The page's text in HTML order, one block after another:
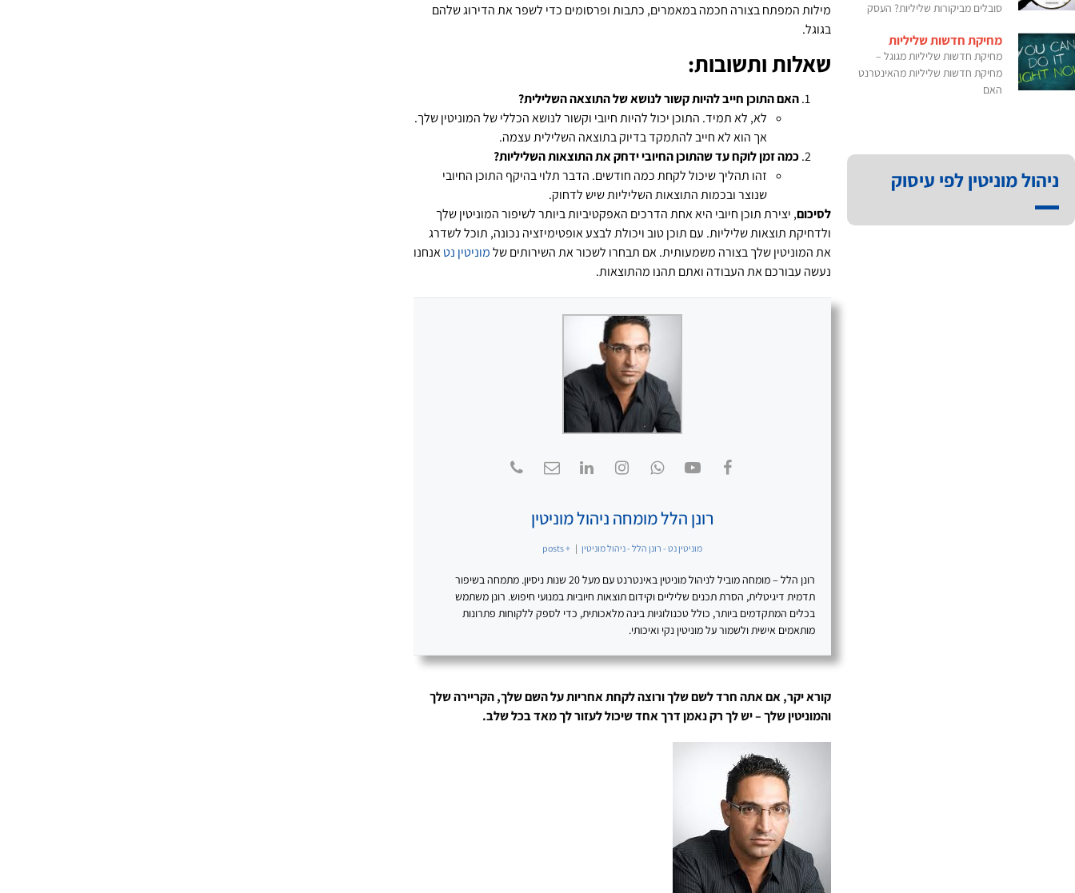
סובלים מביקורות שליליות? העסק
מחיקת חדשות שליליות
מחיקת חדשות שליליות מגוגל –
מחיקת חדשות שליליות מהאינטרנט
האם
ניהול מוניטין לפי עיסוק
מילות המפתח בצורה חכמה במאמרים, כתבות ופרסומים כדי לשפר את הדירוג שלהם
בגוגל.
שאלות ותשובות:
האם התוכן חייב להיות קשור לנושא של התוצאה השלילית?
לא, לא תמיד. התוכן יכול להיות חיובי וקשור לנושא הכללי של המוניטין שלך.
אך הוא לא חייב להתמקד בדיוק בתוצאה השלילית עצמה.
כמה זמן לוקח עד שהתוכן החיובי ידחק את התוצאות השליליות?
זהו תהליך שיכול לקחת כמה חודשים. הדבר תלוי בהיקף התוכן החיובי
שנוצר ובכמות התוצאות השליליות שיש לדחוק.
לסיכום, יצירת תוכן חיובי היא אחת הדרכים האפקטיביות ביותר לשיפור המוניטין שלך
ולדחיקת תוצאות שליליות. עם תוכן טוב ויכולת לבצע אופטימיזציה נכונה, תוכל לשדרג
את המוניטין שלך בצורה משמעותית. אם תבחרו לשכור את השירותים שלמוניטין נטאנחנו
נעשה עבורכם את העבודה ואתם תהנו מהתוצאות.
רונן הלל מומחה ניהול מוניטין
מוניטין נט - רונן הלל - ניהול מוניטין |
+ posts
רונן הלל – מומחה מוביל לניהול מוניטין באינטרנט עם מעל 20 שנות ניסיון. מתמחה בשיפור
תדמית דיגיטלית, הסרת תכנים שליליים וקידום תוצאות חיוביות במנועי חיפוש. רונן משתמש
בכלים המתקדמים ביותר, כולל טכנולוגיות בינה מלאכותית, כדי לספק ללקוחות פתרונות
מותאמים אישית ולשמור על מוניטין נקי ואיכותי.
קורא יקר, אם אתה חרד לשם שלך ורוצה לקחת אחריות על השם שלך, הקריירה שלך
והמוניטין שלך – יש לך רק נאמן דרך אחד שיכול לעזור לך מאד בכל שלב.